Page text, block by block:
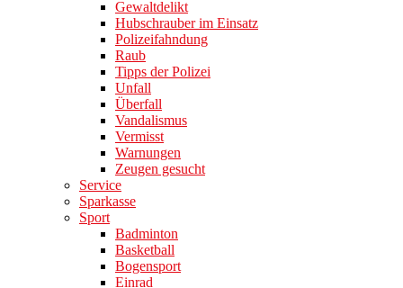
Gewaltdelikt
Hubschrauber im Einsatz
Polizeifahndung
Raub
Tipps der Polizei
Unfall
Überfall
Vandalismus
Vermisst
Warnungen
Zeugen gesucht
Service
Sparkasse
Sport
Badminton
Basketball
Bogensport
Einrad